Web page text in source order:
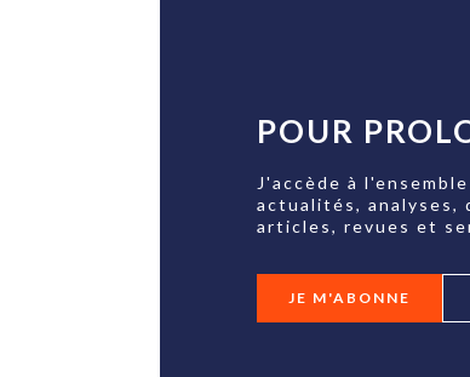
POUR
J'accède à
actualités, analyses,
articles, revues et
JE M'ABONNE